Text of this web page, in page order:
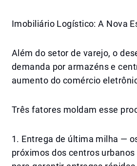
Imobiliário Logístico: A Nova
Além do setor de varejo, o
demanda por armazéns e
aumento do comércio
Três fatores moldam esse
1. Entrega de última milha —
próximos dos centros